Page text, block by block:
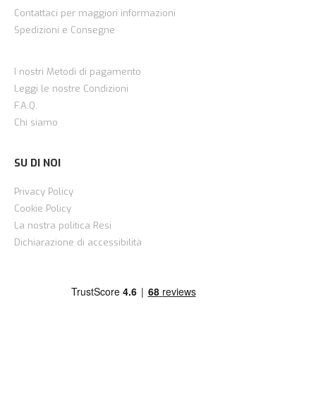
Contattaci per maggiori informazioni
Spedizioni e Consegne
I nostri Metodi di pagamento
Leggi le nostre Condizioni
F.A.Q.
Chi siamo
SU DI NOI
Privacy Policy
Cookie Policy
La nostra politica Resi
Dichiarazione di accessibilità